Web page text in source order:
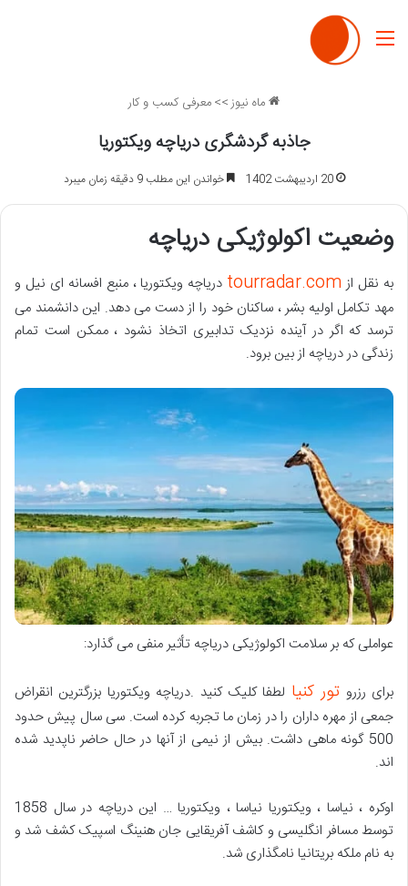
منو
ماه نیوز>>معرفی کسب و کار
جاذبه گردشگری دریاچه ویکتوریا
20 اردیبهشت 1402 خواندن این مطلب 9 دقیقه زمان میبرد
وضعیت اکولوژیکی دریاچه
به نقل از tourradar.com دریاچه ویکتوریا ، منبع افسانه ای نیل و
مهد تکامل اولیه بشر ، ساکنان خود را از دست می دهد. این دانشمند می
ترسد که اگر در آینده نزدیک تدابیری اتخاذ نشود ، ممکن است تمام
زندگی در دریاچه از بین برود.
عواملی که بر سلامت اکولوژیکی دریاچه تأثیر منفی می گذارد:
برای رزرو تور کنیا لطفا کلیک کنید .دریاچه ویکتوریا بزرگترین انقراض
جمعی از مهره داران را در زمان ما تجربه کرده است. سی سال پیش حدود
500 گونه ماهی داشت. بیش از نیمی از آنها در حال حاضر ناپدید شده
اند.
اوکره ، نیاسا ، ویکتوریا نیاسا ، ویکتوریا … این دریاچه در سال 1858
توسط مسافر انگلیسی و کاشف آفریقایی جان هنینگ اسپیک کشف شد و
به نام ملکه بریتانیا نامگذاری شد.